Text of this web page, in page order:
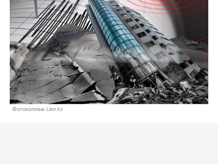
Фотоколлаж Liter.kz